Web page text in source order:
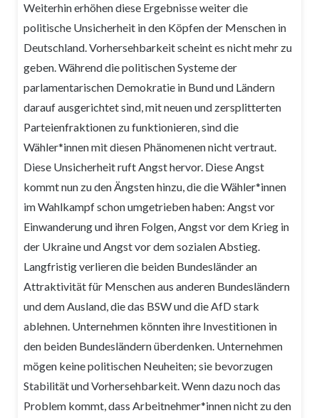
Weiterhin erhöhen diese Ergebnisse weiter die
politische Unsicherheit in den Köpfen der Menschen in
Deutschland. Vorhersehbarkeit scheint es nicht mehr zu
geben. Während die politischen Systeme der
parlamentarischen Demokratie in Bund und Ländern
darauf ausgerichtet sind, mit neuen und zersplitterten
Parteienfraktionen zu funktionieren, sind die
Wähler*innen mit diesen Phänomenen nicht vertraut.
Diese Unsicherheit ruft Angst hervor. Diese Angst
kommt nun zu den Ängsten hinzu, die die Wähler*innen
im Wahlkampf schon umgetrieben haben: Angst vor
Einwanderung und ihren Folgen, Angst vor dem Krieg in
der Ukraine und Angst vor dem sozialen Abstieg.
Langfristig verlieren die beiden Bundesländer an
Attraktivität für Menschen aus anderen Bundesländern
und dem Ausland, die das BSW und die AfD stark
ablehnen. Unternehmen könnten ihre Investitionen in
den beiden Bundesländern überdenken. Unternehmen
mögen keine politischen Neuheiten; sie bevorzugen
Stabilität und Vorhersehbarkeit. Wenn dazu noch das
Problem kommt, dass Arbeitnehmer*innen nicht zu den